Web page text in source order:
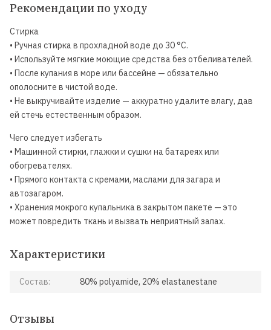
Рекомендации по уходу
Стирка
• Ручная стирка в прохладной воде до 30 °C.
• Используйте мягкие моющие средства без отбеливателей.
• После купания в море или бассейне — обязательно
ополосните в чистой воде.
• Не выкручивайте изделие — аккуратно удалите влагу, дав
ей стечь естественным образом.
Чего следует избегать
• Машинной стирки, глажки и сушки на батареях или
обогревателях.
• Прямого контакта с кремами, маслами для загара и
автозагаром.
• Хранения мокрого купальника в закрытом пакете — это
может повредить ткань и вызвать неприятный запах.
Характеристики
Состав: 80% polyamide, 20% elastanestane
Отзывы